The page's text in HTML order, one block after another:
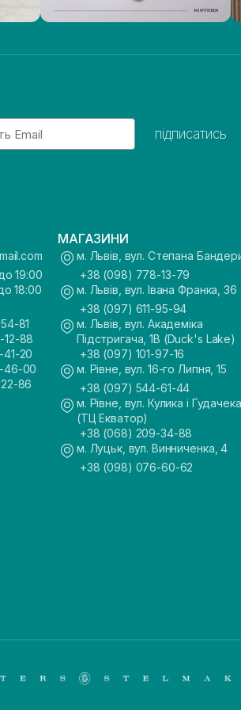
підписатись
19:00
18:00
81
88
20
46-00
86
МАГАЗИНИ
м. Львів, вул. Степана
+38 (098) 778-13-79
м. Львів, вул. Івана Франка, 36
+38 (097) 611-95-94
м. Львів, вул. Академіка
Підстригача, 1В (Duck's Lake)
+38 (097) 101-97-16
м. Рівне, вул. 16-го Липня, 15
+38 (097) 544-61-44
м. Рівне, вул. Кулика і
(ТЦ Екватор)
+38 (068) 209-34-88
м. Луцьк, вул. Винниченка, 4
+38 (098) 076-60-62